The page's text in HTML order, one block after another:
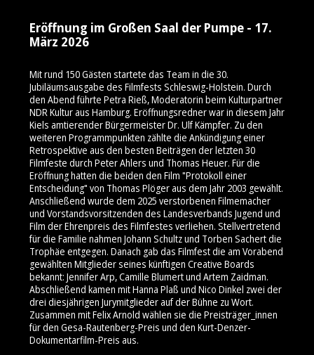
Eröffnung im Großen Saal der Pumpe - 17.
März 2026
Mit rund 150 Gästen startete das Team in die 30.
Jubiläumsausgabe des Filmfests Schleswig-Holstein. Durch
den Abend führte Petra Rieß, Moderatorin beim Kulturpartner
NDR Kultur aus Hamburg. Eröffnungsredner war in diesem Jahr
Kiels amtierender Bürgermeister Dr. Ulf Kämpfer. Zu den
weiteren Programmpunkten zählte die Ankündigung einer
Retrospektive aus den besten Beiträgen der letzten 30
Filmfeste durch Peter Ahlers und Thomas Heuer. Für die
Eröffnung hatten die beiden den Film "Protokoll einer
Entscheidung" von Thomas Plöger aus dem Jahr 2003 gewählt.
Anschließend wurde dem 2025 verstorbenen Filmemacher
und Vorstandsvorsitzenden des Landesverbands Jugend und
Film der Ehrenpreis des Filmfestes verliehen. Stellvertretend
für die Familie nahmen Johann Schultz und Torben Sachert die
Trophäe entgegen. Danach gab das Filmfest die am Vorabend
gewählten Mitglieder seines künftigen Creative Boards
bekannt: Jennifer Arp, Camille Blumert und Artem Zaidman.
Abschließend kamen mit Hanna Plaß und Nico Dinkel zwei der
drei diesjährigen Jurymitglieder auf der Bühne zu Wort.
Zusammen mit Felix Arnold wählen sie die Preisträger_innen
für den Gesa-Rautenberg-Preis und den Kurt-Denzer-
Dokumentarfilm-Preis aus.